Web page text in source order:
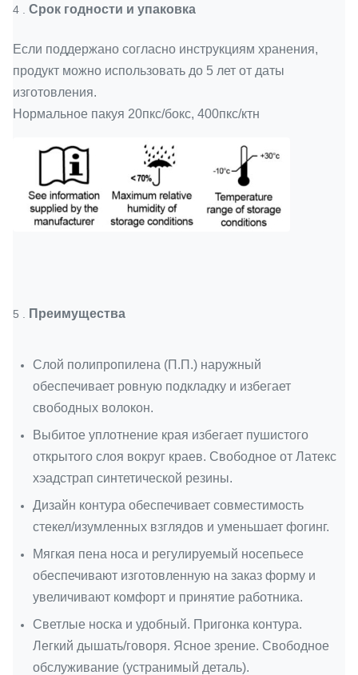
4 . Срок годности и упаковка
Если поддержано согласно инструкциям хранения,
продукт можно использовать до 5 лет от даты
изготовления.
Нормальное пакуя 20пкс/бокс, 400пкс/ктн
5 . Преимущества
Слой полипропилена (П.П.) наружный
обеспечивает ровную подкладку и избегает
свободных волокон.
Выбитое уплотнение края избегает пушистого
открытого слоя вокруг краев. Свободное от Латекс
хэадстрап синтетической резины.
Дизайн контура обеспечивает совместимость
стекел/изумленных взглядов и уменьшает фогинг.
Мягкая пена носа и регулируемый носепьесе
обеспечивают изготовленную на заказ форму и
увеличивают комфорт и принятие работника.
Светлые носка и удобный. Пригонка контура.
Легкий дышать/говоря. Ясное зрение. Свободное
обслуживание (устранимый деталь).